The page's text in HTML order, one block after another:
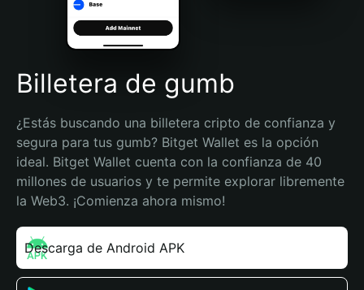
Português (Brasil)
Español (Argentina)
Billetera de gumb
¿Estás buscando una billetera cripto de confianza y
segura para tus gumb? Bitget Wallet es la opción
ideal. Bitget Wallet cuenta con la confianza de 40
millones de usuarios y te permite explorar libremente
la Web3. ¡Comienza ahora mismo!
Descarga de Android APK